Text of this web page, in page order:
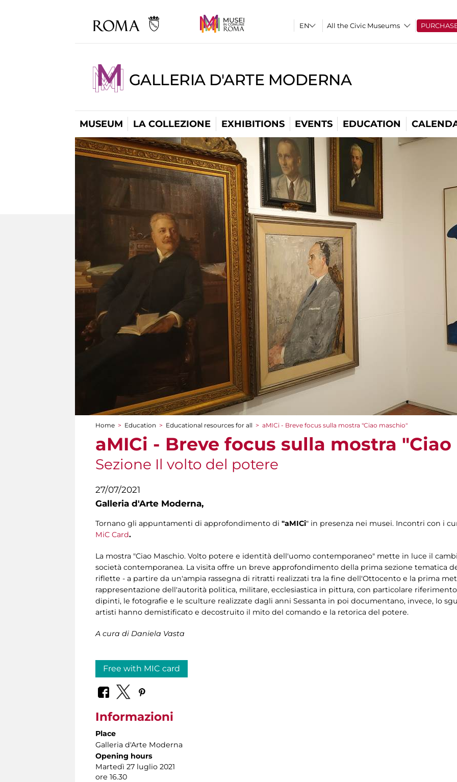
All the Civic Museums
GALLERIA D'ARTE MODERNA
MUSEUM LA COLLEZIONE EXHIBITIONS EVENTS EDUCATION
You are here
Home > Education > Educational resources for all > aMICi - Breve focus sulla mostra "Ciao maschio"
aMICi - Breve focus sulla mostra
Sezione Il volto del potere
27/07/2021
Galleria d'Arte Moderna,
Tornano gli appuntamenti di approfondimento di "aMICi" in presenza nei musei. Incontri con i
MiC Card.
La mostra "Ciao Maschio. Volto potere e identità dell'uomo contemporaneo" mette in luce il
società contemporanea. La visita offre un breve approfondimento della prima sezione tematica
riflette - a partire da un'ampia rassegna di ritratti realizzati tra la fine dell'Ottocento e la prima
rappresentazione dell'autorità politica, militare, ecclesiastica in pittura, con particolare
dipinti, le fotografie e le sculture realizzate dagli anni Sessanta in poi documentano, invece, lo
artisti hanno demistificato e decostruito il mito del comando e la retorica del potere.
A cura di Daniela Vasta
Free with MIC card
Informazioni
Place
Galleria d'Arte Moderna
Opening hours
Martedì 27 luglio 2021
ore 16.30